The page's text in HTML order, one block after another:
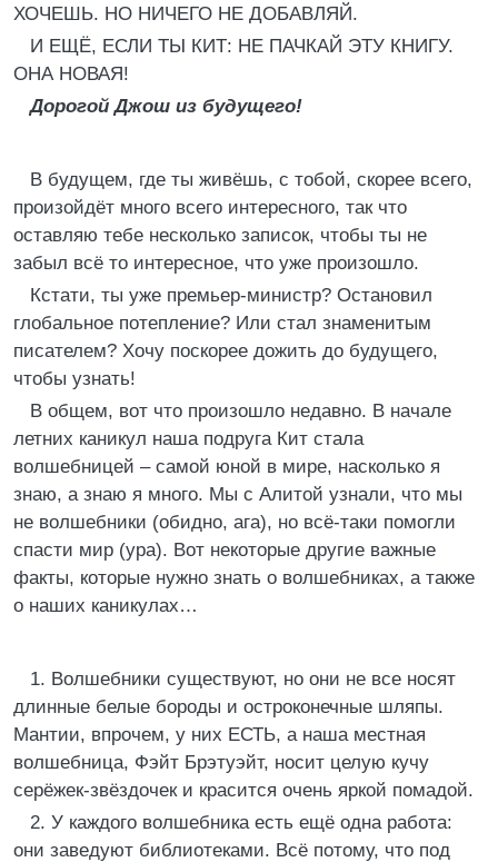
ХОЧЕШЬ. НО НИЧЕГО НЕ ДОБАВЛЯЙ.
И ЕЩЁ, ЕСЛИ ТЫ КИТ: НЕ ПАЧКАЙ ЭТУ КНИГУ.
ОНА НОВАЯ!
Дорогой Джош из будущего!
В будущем, где ты живёшь, с тобой, скорее всего,
произойдёт много всего интересного, так что
оставляю тебе несколько записок, чтобы ты не
забыл всё то интересное, что уже произошло.
Кстати, ты уже премьер-министр? Остановил
глобальное потепление? Или стал знаменитым
писателем? Хочу поскорее дожить до будущего,
чтобы узнать!
В общем, вот что произошло недавно. В начале
летних каникул наша подруга Кит стала
волшебницей – самой юной в мире, насколько я
знаю, а знаю я много. Мы с Алитой узнали, что мы
не волшебники (обидно, ага), но всё-таки помогли
спасти мир (ура). Вот некоторые другие важные
факты, которые нужно знать о волшебниках, а также
о наших каникулах…
1. Волшебники существуют, но они не все носят
длинные белые бороды и остроконечные шляпы.
Мантии, впрочем, у них ЕСТЬ, а наша местная
волшебница, Фэйт Брэтуэйт, носит целую кучу
серёжек-звёздочек и красится очень яркой помадой.
2. У каждого волшебника есть ещё одна работа:
они заведуют библиотеками. Всё потому, что под